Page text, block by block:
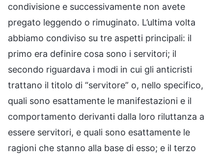
condivisione e successivamente non avete
pregato leggendo o rimuginato. L’ultima volta
abbiamo condiviso su tre aspetti principali: il
primo era definire cosa sono i servitori; il
secondo riguardava i modi in cui gli anticristi
trattano il titolo di “servitore” o, nello specifico,
quali sono esattamente le manifestazioni e il
comportamento derivanti dalla loro riluttanza a
essere servitori, e quali sono esattamente le
ragioni che stanno alla base di esso; e il terzo